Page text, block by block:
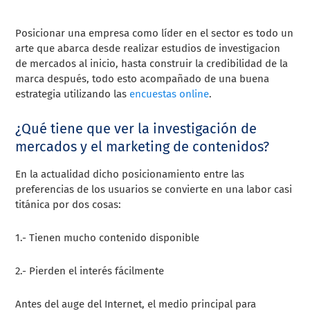
Posicionar una empresa como líder en el sector es todo un
arte que abarca desde realizar estudios de investigacion
de mercados al inicio, hasta construir la credibilidad de la
marca después, todo esto acompañado de una buena
estrategia utilizando las encuestas online.
¿Qué tiene que ver la investigación de
mercados y el marketing de contenidos?
En la actualidad dicho posicionamiento entre las
preferencias de los usuarios se convierte en una labor casi
titánica por dos cosas:
1.- Tienen mucho contenido disponible
2.- Pierden el interés fácilmente
Antes del auge del Internet, el medio principal para